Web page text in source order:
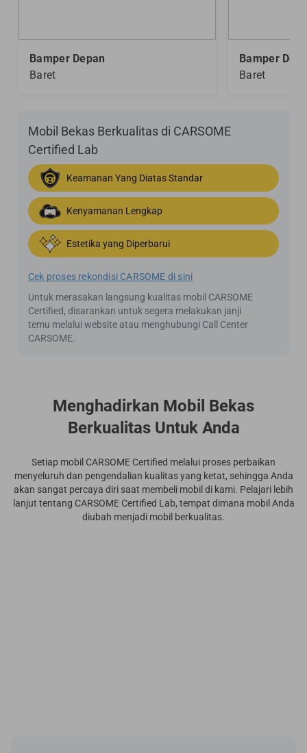
Bamper Depan
Baret
Bamper
Baret
Mobil Bekas Berkualitas di CARSOME
Certified Lab
Keamanan Yang Diatas Standar
Kenyamanan Lengkap
Estetika yang Diperbarui
Cek proses rekondisi CARSOME di sini
Untuk merasakan langsung kualitas mobil CARSOME
Certified, disarankan untuk segera melakukan janji
temu melalui website atau menghubungi Call Center
CARSOME.
Menghadirkan Mobil Bekas
Berkualitas Untuk Anda
Setiap mobil CARSOME Certified melalui proses perbaikan
menyeluruh dan pengendalian kualitas yang ketat, sehingga Anda
akan sangat percaya diri saat membeli mobil di kami. Pelajari lebih
lanjut tentang CARSOME Certified Lab, tempat dimana mobil Anda
diubah menjadi mobil berkualitas.